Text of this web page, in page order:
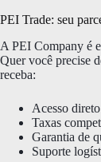
PEI Trade: seu
A PEI Company é
Quer você precise
receba:
Acesso
Taxas
Garantia de
Suporte